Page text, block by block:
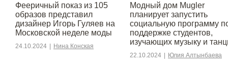
Фееричный показ из 105
образов представил
дизайнер Игорь Гуляев на
Московской неделе моды
24.10.2024 Нина Конская
Модный дом Mugler
планирует запустить
социальную программу
поддержке студентов,
изучающих музыку и
22.10.2024 Юлия Алтынбаева